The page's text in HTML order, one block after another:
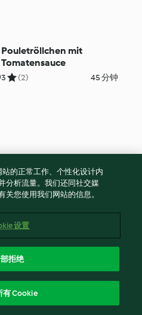
Pouletröllchen mit
Tomatensauce
3 (2) 45 分钟
Glasiertes
Vermicelli
5 (63) 1小时 20 分钟
的正常工作、个性化设计内
分析流量。我们还同社交媒
关您使用我们网站的信息。
设置
拒绝
有 Cookie